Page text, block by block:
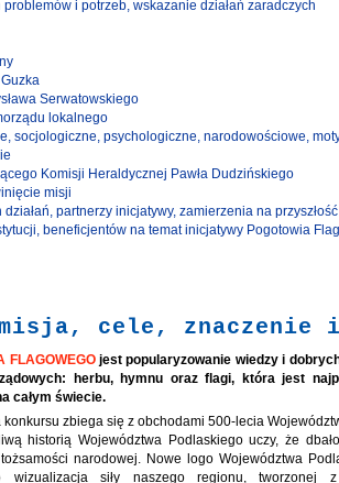
i potrzeb, wskazanie działań zaradczych
Serwatowskiego
lokalnego
socjologiczne, psychologiczne, narodowościowe,
Komisji Heraldycznej Pawła Dudzińskiego
misji
partnerzy inicjatywy, zamierzenia na przyszłość
beneficjentów na temat inicjatywy Pogotowia
cele, znaczenie
FLAGOWEGOjest popularyzowanie wiedzy i
herbu, hymnu oraz flagi, która jest
całym świecie.
zbiega się z obchodami 500-lecia
historią Województwa Podlaskiego uczy, że
narodowej. Nowe logo Województwa
siły naszego regionu, tworzonej